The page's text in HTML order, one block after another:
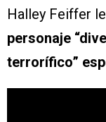
Halley Feiffer
personaje
terrorífico”